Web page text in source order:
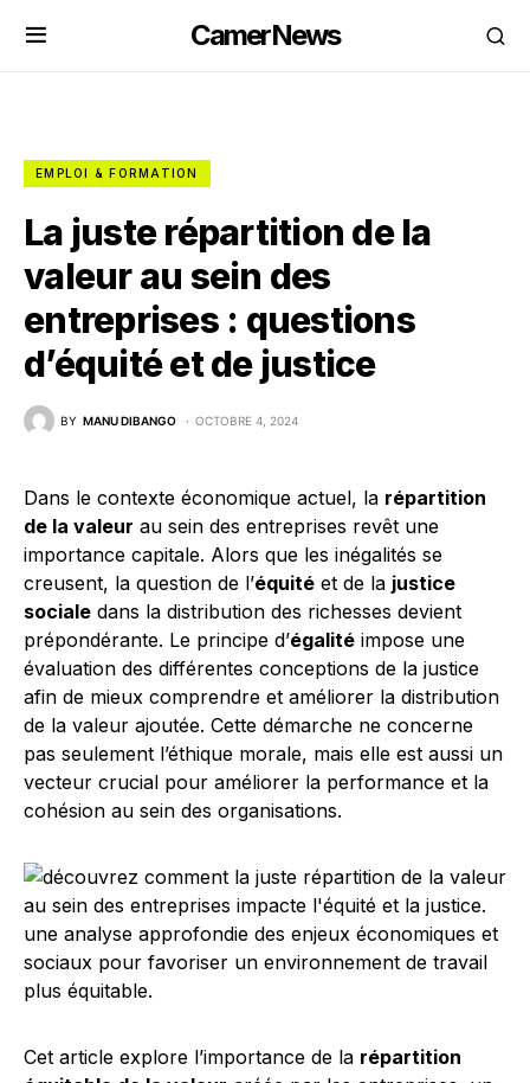
CamerNews
EMPLOI & FORMATION
La juste répartition de la
valeur au sein des
entreprises : questions
d’équité et de justice
BY MANU DIBANGO OCTOBRE 4, 2024
Dans le contexte économique actuel, la répartition
de la valeur au sein des entreprises revêt une
importance capitale. Alors que les inégalités se
creusent, la question de l’équité et de la justice
sociale dans la distribution des richesses devient
prépondérante. Le principe d’égalité impose une
évaluation des différentes conceptions de la justice
afin de mieux comprendre et améliorer la distribution
de la valeur ajoutée. Cette démarche ne concerne
pas seulement l’éthique morale, mais elle est aussi un
vecteur crucial pour améliorer la performance et la
cohésion au sein des organisations.
Cet article explore l’importance de la répartition